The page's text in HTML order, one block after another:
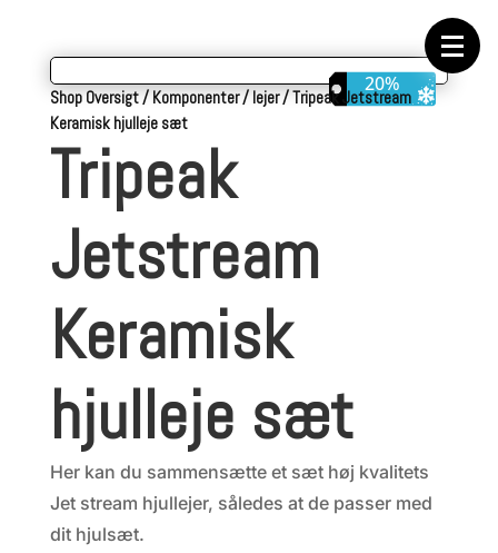
Geargrupper
Komponenter
Wattmålere
20%
Shop Oversigt/Komponenter/lejer/Tripeak Jetstream
Keramisk hjulleje sæt
Tripeak
Jetstream
Keramisk
hjulleje sæt
Her kan du sammensætte et sæt høj kvalitets
Jet stream hjullejer, således at de passer med
dit hjulsæt.